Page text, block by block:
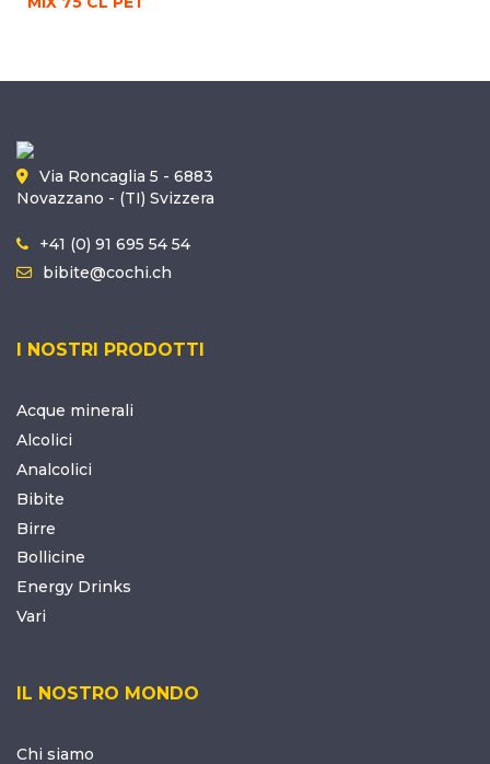
Via Roncaglia 5 - 6883
Novazzano - (TI) Svizzera
+41 (0) 91 695 54 54
bibite@cochi.ch
I NOSTRI PRODOTTI
Acque minerali
Alcolici
Analcolici
Bibite
Birre
Bollicine
Energy Drinks
Vari
IL NOSTRO MONDO
Chi siamo